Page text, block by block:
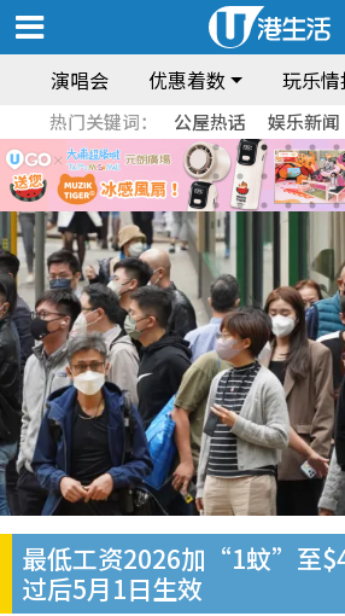
演唱会 优惠着数 玩乐情
热门关键词： 公屋热话 娱乐新闻
最低工资2026加“1蚊”至
过后5月1日生效